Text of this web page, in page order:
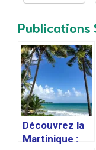
Publications
Découvrez la
Martinique :